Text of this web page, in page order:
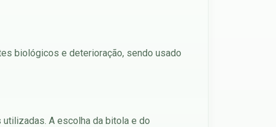
biológicos e deterioração, sendo usado
A escolha da bitola e do